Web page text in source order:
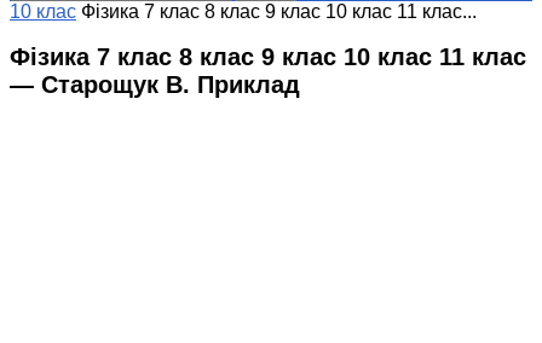
10 клас Фізика 7 клас 8 клас 9 клас 10 клас 11 клас...
Фізика 7 клас 8 клас 9 клас 10 клас 11 клас
— Старощук В. Приклад